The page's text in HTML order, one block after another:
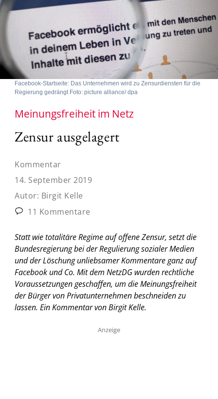
Facebook-Startseite: Das Unternehmen wird zu Zensurdiensten für die
Regierung gedrängt Foto: picture alliance/ dpa
Meinungsfreiheit im Netz
Zensur ausgelagert
Kommentar
14. September 2019
Autor: Birgit Kelle
11 Kommentare
Statt wie totalitäre Regime auf offene Zensur, setzt die
Bundesregierung bei der Regulierung sozialer Medien
und der Löschung unliebsamer Kommentare ganz auf
Facebook und Co. Mit dem NetzDG wurden rechtliche
Voraussetzungen geschaffen, um die Meinungsfreiheit
der Bürger von Privatunternehmen beschneiden zu
lassen. Ein Kommentar von Birgit Kelle.
Anzeige